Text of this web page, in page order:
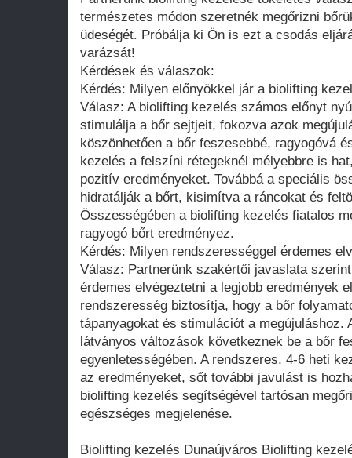
természetes módon szeretnék megőrizni
üdeségét. Próbálja ki Ön is ezt a csodás
varázsát!
Kérdések és válaszok:
Kérdés: Milyen előnyökkel jár a biolifting
Válasz: A biolifting kezelés számos előnyt
stimulálja a bőr sejtjeit, fokozva azok
köszönhetően a bőr feszesebbé, ragyogóvá
kezelés a felszíni rétegeknél mélyebbre is
pozitív eredményeket. Továbbá a speciális
hidratálják a bőrt, kisimítva a ráncokat és
Összességében a biolifting kezelés fiatalos
ragyogó bőrt eredményez.
Kérdés: Milyen rendszerességgel érdemes
Válasz: Partnerünk szakértői javaslata
érdemes elvégeztetni a legjobb eredmények
rendszeresség biztosítja, hogy a bőr
tápanyagokat és stimulációt a megújuláshoz.
látványos változások következnek be a bőr
egyenletességében. A rendszeres, 4-6 heti
az eredményeket, sőt további javulást is
biolifting kezelés segítségével tartósan
egészséges megjelenése.
Biolifting kezelés Dunaújváros Biolifting